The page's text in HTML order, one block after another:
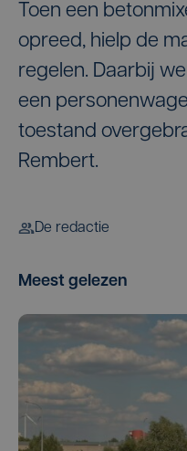
Toen een
opreed, hielp de
regelen. Daarbij
een
toestand
Rembert.
De redactie
Meest gelezen